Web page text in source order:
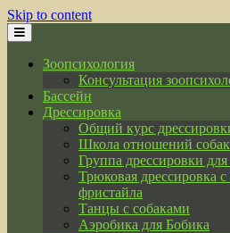
Skip to content
Зоопсихология
Консультация
Бассейн
Дрессировка
Общий курс
Школа отношений
Группа дрессировки
Трюковая дрессировка
фристайла
Танцы с собаками
Аэробика для Бобика